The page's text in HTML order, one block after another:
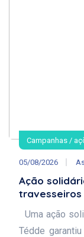
Campanhas /
05/08/2026
Ação
travesseiros
Uma ação
Tédde